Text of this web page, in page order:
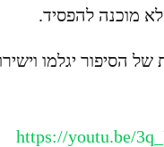
מוכנה להפסיד.
הסיפור יגלמו וישירו
https://youtu.be/